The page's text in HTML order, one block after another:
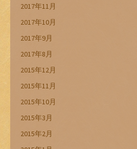
2017年11月
2017年10月
2017年9月
2017年8月
2015年12月
2015年11月
2015年10月
2015年3月
2015年2月